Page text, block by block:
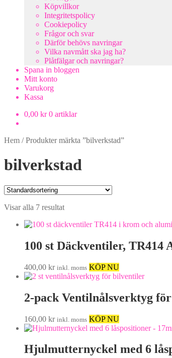
Köpvillkor
Integritetspolicy
Cookiepolicy
Frågor och svar
Därför behövs navringar
Vilka navmått ska jag ha?
Plåtfälgar och navringar?
Spana in bloggen
Mitt konto
Varukorg
Kassa
0,00 kr 0 artiklar
Hem /Produkter märkta ”bilverkstad”
bilverkstad
Visar alla 7 resultat
100 st Däckventiler, TR414
400,00 kr inkl. moms KÖP NU
2-pack Ventilnålsverktyg
160,00 kr inkl. moms KÖP NU
Hjulmutternyckel med 6